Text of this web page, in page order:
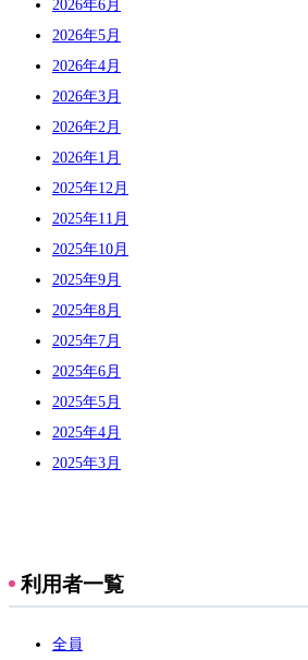
2026年6月
2026年5月
2026年4月
2026年3月
2026年2月
2026年1月
2025年12月
2025年11月
2025年10月
2025年9月
2025年8月
2025年7月
2025年6月
2025年5月
2025年4月
2025年3月
利用者一覧
全員